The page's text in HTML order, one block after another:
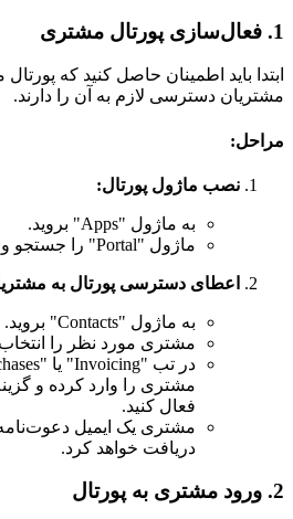
1. فعال‌سازی پورتال مشتری
ابتدا باید اطمینان حاصل کنید که
مشتریان دسترسی لازم به آن را دارند.
مراحل:
نصب ماژول پورتال:
به ماژول "Apps" بروید.
ماژول "Portal" را جستجو و نصب کنید.
اعطای دسترسی پورتال به
به ماژول "Contacts" بروید.
مشتری مورد نظر را انتخاب
فعال کنید.
مشتری یک ایمیل
دریافت خواهد کرد.
2. ورود مشتری به پورتال